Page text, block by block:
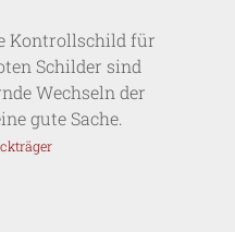
Kontrollschild für
Schilder sind
Wechseln der
gute Sache.